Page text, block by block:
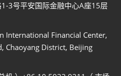
3号平安国际金融中心A座15层
International Financial Center,
Chaoyang District, Beijing